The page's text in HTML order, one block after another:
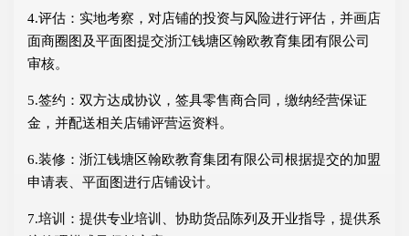
4.评估：实地考察，对店铺的投资与风险进行评估，并画店
面商圈图及平面图提交浙江钱塘区翰欧教育集团有限公司
审核。
5.签约：双方达成协议，签具零售商合同，缴纳经营保证
金，并配送相关店铺评营运资料。
6.装修：浙江钱塘区翰欧教育集团有限公司根据提交的加盟
申请表、平面图进行店铺设计。
7.培训：提供专业培训、协助货品陈列及开业指导，提供系